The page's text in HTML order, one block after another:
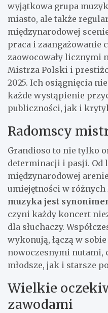
wyjątkowa grupa
miasto, ale także
międzynarodowej
praca i zaangażowanie
zaowocowały licznymi
Mistrza Polski i
2025. Ich osiągnięcia
każde wystąpienie
publiczności, jak i
Radomscy
Grandioso to nie tylko
determinacji i pasji. Od
międzynarodowej
umiejętności w różnych
muzyka jest
czyni każdy koncert
dla słuchaczy.
wykonują, łączą w
nowoczesnymi nutami,
młodsze, jak i starsze
Wielkie
zawodami